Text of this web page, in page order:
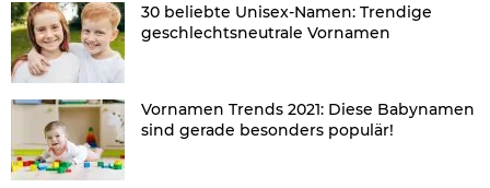
30 beliebte Unisex-Namen: Trendige
geschlechtsneutrale Vornamen
Vornamen Trends 2021: Diese Babynamen
sind gerade besonders populär!